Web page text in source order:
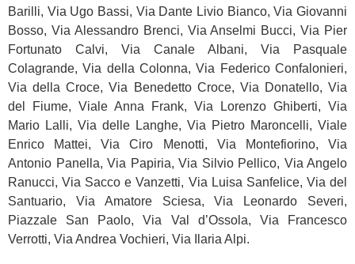
Barilli, Via Ugo Bassi, Via Dante Livio Bianco, Via Giovanni
Bosso, Via Alessandro Brenci, Via Anselmi Bucci, Via Pier
Fortunato Calvi, Via Canale Albani, Via Pasquale
Colagrande, Via della Colonna, Via Federico Confalonieri,
Via della Croce, Via Benedetto Croce, Via Donatello, Via
del Fiume, Viale Anna Frank, Via Lorenzo Ghiberti, Via
Mario Lalli, Via delle Langhe, Via Pietro Maroncelli, Viale
Enrico Mattei, Via Ciro Menotti, Via Montefiorino, Via
Antonio Panella, Via Papiria, Via Silvio Pellico, Via Angelo
Ranucci, Via Sacco e Vanzetti, Via Luisa Sanfelice, Via del
Santuario, Via Amatore Sciesa, Via Leonardo Severi,
Piazzale San Paolo, Via Val d’Ossola, Via Francesco
Verrotti, Via Andrea Vochieri, Via Ilaria Alpi.